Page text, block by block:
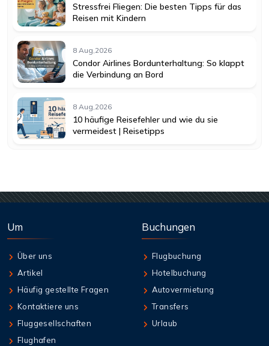
Stressfrei Fliegen: Die besten Tipps für das
Reisen mit Kindern
8 Aug,2026
Condor Airlines Bordunterhaltung: So klappt
die Verbindung an Bord
8 Aug,2026
10 häufige Reisefehler und wie du sie
vermeidest | Reisetipps
Um
Über uns
Artikel
Häufig gestellte Fragen
Kontaktiere uns
Fluggesellschaften
Flughafen
Buchungen
Flugbuchung
Hotelbuchung
Autovermietung
Transfers
Urlaub